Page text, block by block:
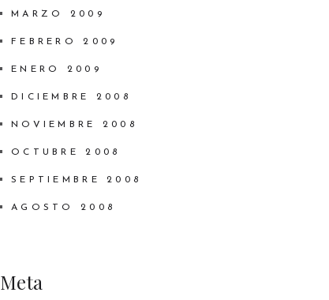
MARZO 2009
FEBRERO 2009
ENERO 2009
DICIEMBRE 2008
NOVIEMBRE 2008
OCTUBRE 2008
SEPTIEMBRE 2008
AGOSTO 2008
Meta